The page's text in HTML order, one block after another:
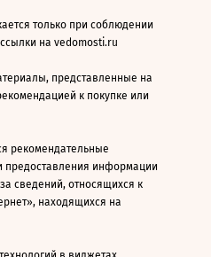
только при соблюдении
на vedomosti.ru
представленные на
к покупке или
рекомендательные
предоставления информации
сведений, относящихся к
находящихся на